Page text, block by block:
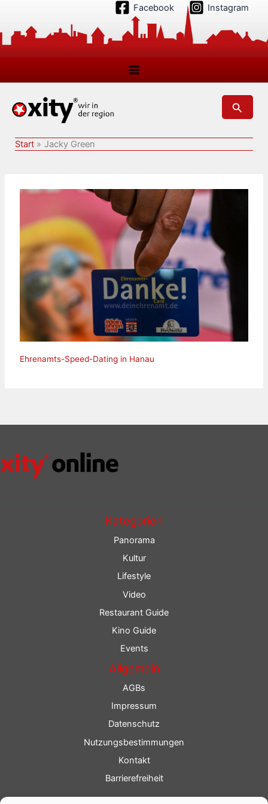
springen
Facebook Instagram
Suchen
Start Jacky Green
Ehrenamts-Speed-Dating in Hanau
Kategorien
Panorama
Kultur
Lifestyle
Video
Restaurant Guide
Kino Guide
Events
Allgemein
AGBs
Impressum
Datenschutz
Nutzungsbestimmungen
Kontakt
Barrierefreiheit